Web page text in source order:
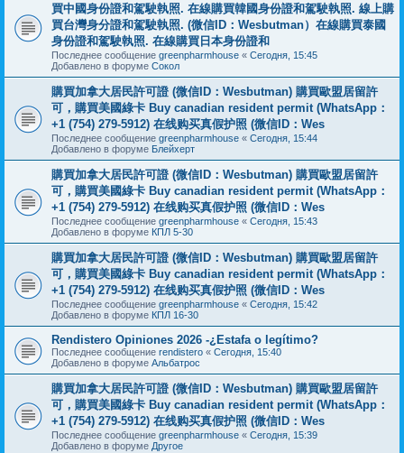
買中國身份證和駕駛執照. 在線購買韓國身份證和駕駛執照. 線上購
買台灣身分證和駕駛執照. (微信ID：Wesbutman）在線購買泰國
身份證和駕駛執照. 在線購買日本身份證和
Последнее сообщение greenpharmhouse « Сегодня, 15:45
Добавлено в форуме Сокол
購買加拿大居民許可證 (微信ID：Wesbutman) 購買歐盟居留許
可，購買美國綠卡 Buy canadian resident permit (WhatsApp：
+1 (754) 279-5912) 在线购买真假护照 (微信ID：Wes
Последнее сообщение greenpharmhouse « Сегодня, 15:44
Добавлено в форуме Блейхерт
購買加拿大居民許可證 (微信ID：Wesbutman) 購買歐盟居留許
可，購買美國綠卡 Buy canadian resident permit (WhatsApp：
+1 (754) 279-5912) 在线购买真假护照 (微信ID：Wes
Последнее сообщение greenpharmhouse « Сегодня, 15:43
Добавлено в форуме КПЛ 5-30
購買加拿大居民許可證 (微信ID：Wesbutman) 購買歐盟居留許
可，購買美國綠卡 Buy canadian resident permit (WhatsApp：
+1 (754) 279-5912) 在线购买真假护照 (微信ID：Wes
Последнее сообщение greenpharmhouse « Сегодня, 15:42
Добавлено в форуме КПЛ 16-30
Rendistero Opiniones 2026 -¿Estafa o legítimo?
Последнее сообщение rendistero « Сегодня, 15:40
Добавлено в форуме Альбатрос
購買加拿大居民許可證 (微信ID：Wesbutman) 購買歐盟居留許
可，購買美國綠卡 Buy canadian resident permit (WhatsApp：
+1 (754) 279-5912) 在线购买真假护照 (微信ID：Wes
Последнее сообщение greenpharmhouse « Сегодня, 15:39
Добавлено в форуме Другое